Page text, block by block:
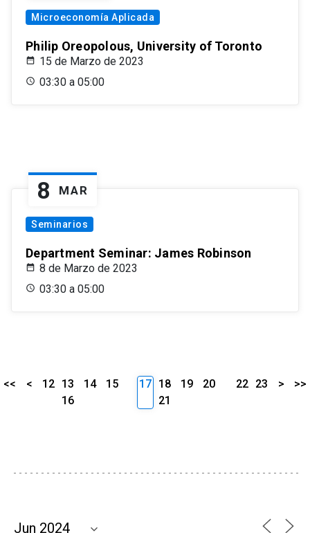
Microeconomía Aplicada
Philip Oreopolous, University of Toronto
15 de Marzo de 2023
03:30 a 05:00
8 MAR
Seminarios
Department Seminar: James Robinson
8 de Marzo de 2023
03:30 a 05:00
<< < 12 13 14
15
16
17 18 19
20
21
22 23 > >>